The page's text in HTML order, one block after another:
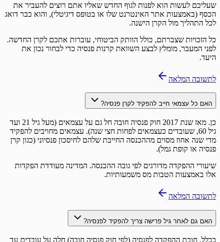
שעליכם לעשות הוא לפנות לגוף החדש שאליו אתם רוצים להעביר את
הכסף (באמצעות אתר האינטרנט שלו או בטופס דיגיטלי), והוא כבר דואג
לכל התהליך מול הקרן הישנה.
כל הזכויות שצברתם, כולל הוותק הביטוחי, עוברות אתכם לקרן החדשה.
לפני המעבר, מומלץ לבצע השוואת קרנות פנסיה כדי לבחור נכון את
היעד.
לתשובה המלאה
האם כל עצמאי חייב להפקיד לקרן פנסיה?
כן. מאז שנת 2017 חוק פנסיה חובה חל גם על עצמאים (מעל גיל 21 ועד
גיל 60, שעובדים כעצמאים לפחות חצי שנה). עצמאים מחויבים להפקיד
מדי שנה אחוז מסוים מההכנסה החייבת שלהם לחיסכון פנסיוני (כגון קרן
פנסיה או קופת גמל).
שיעורי ההפקדה מדורגים לפי גובה ההכנסה. המדינה מעודדת הפקדות
אלו באמצעות הטבות מס משמעותיות.
לתשובה המלאה
האם גם לאחר גיל פרישה צריך להפקיד לפנסיה?
ככלל, חובת ההפקדה לפנסיה (לפי חוק פנסיה חובה) חלה על עובדים עד